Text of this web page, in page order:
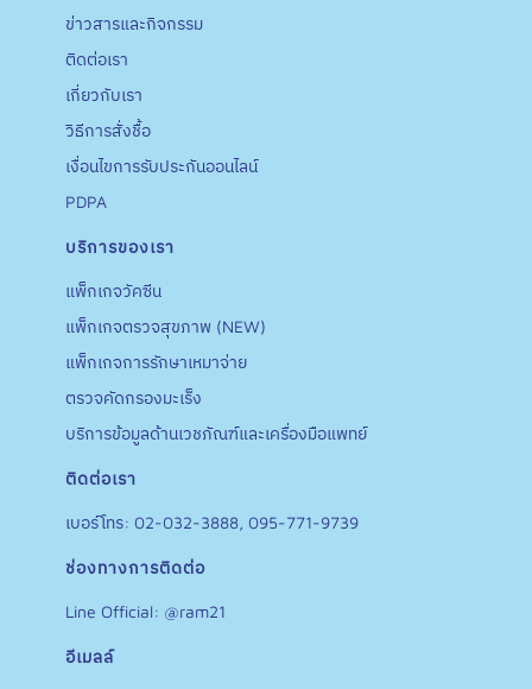
ข่าวสารและกิจกรรม
ติดต่อเรา
เกี่ยวกับเรา
วิธีการสั่งชื้อ
เงื่อนไขการรับประกันออนไลน์
PDPA
บริการของเรา
แพ็กเกจวัคซีน
แพ็กเกจตรวจสุขภาพ (NEW)
แพ็กเกจการรักษาเหมาจ่าย
ตรวจคัดกรองมะเร็ง
บริการข้อมูลด้านเวชภัณฑ์และเครื่องมือแพทย์
ติดต่อเรา
เบอร์โทร: 02-032-3888, 095-771-9739
ช่องทางการติดต่อ
Line Official: @ram21
อีเมลล์